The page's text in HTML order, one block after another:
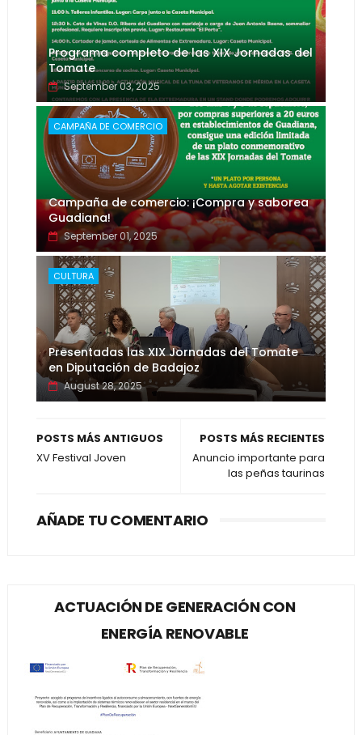
Programa completo de las XIX Jornadas del
Tomate
September 03, 2025
CAMPAÑA DE COMERCIO
Campaña de comercio: ¡Compra y saborea
Guadiana!
September 01, 2025
CULTURA
Presentadas las XIX Jornadas del Tomate
en Diputación de Badajoz
August 28, 2025
POSTS MÁS RECIENTES
Anuncio importante para
las peñas taurinas
POSTS MÁS ANTIGUOS
XV Festival Joven
AÑADE TU COMENTARIO
ACTUACIÓN DE GENERACIÓN CON
ENERGÍA RENOVABLE